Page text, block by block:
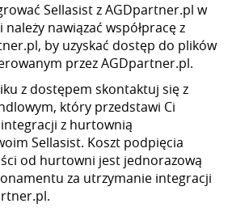
Sellasist z AGDpartner.pl w
nawiązać współpracę z
by uzyskać dostęp do plików
przez AGDpartner.pl.
z dostępem skontaktuj się z
który przedstawi Ci
z hurtownią
Sellasist. Koszt podpięcia
od hurtowni jest jednorazową
za utrzymanie integracji